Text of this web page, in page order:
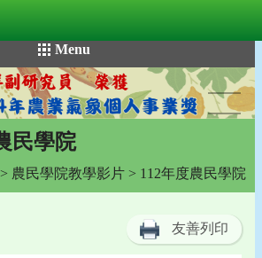
Menu
民學院
> 農民學院教學影片 > 112年度農民學院
友善列印